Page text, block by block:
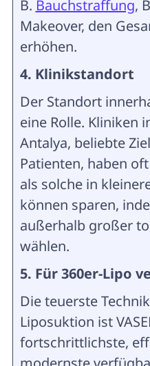
B. Bauchstraffung,
Makeover, den
erhöhen.
4. Klinikstandort
Der Standort
eine Rolle. Kliniken
Antalya, beliebte
Patienten, haben
als solche in
können sparen,
außerhalb großer
wählen.
5. Für 360er-Lipo
Die teuerste
Liposuktion ist
fortschrittlichste,